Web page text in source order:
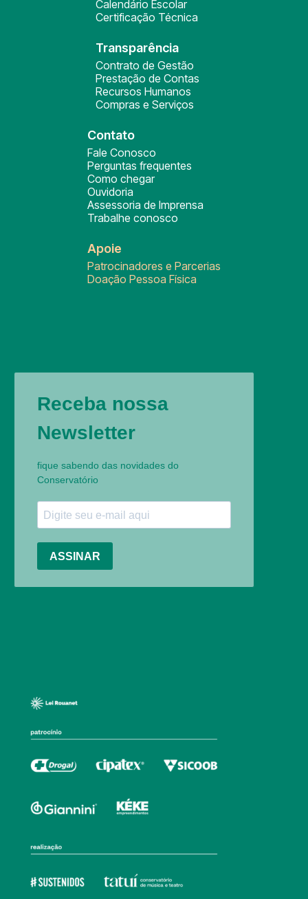
Calendário Escolar
Certificação Técnica
Transparência
Contrato de Gestão
Prestação de Contas
Recursos Humanos
Compras e Serviços
Contato
Fale Conosco
Perguntas frequentes
Como chegar
Ouvidoria
Assessoria de Imprensa
Trabalhe conosco
Apoie
Patrocinadores e Parcerias
Doação Pessoa Física